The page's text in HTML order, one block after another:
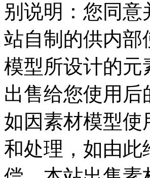
别说明：您同
站自制的供内部
模型所设计的元
出售给您使用
如因素材模型
和处理，如由此